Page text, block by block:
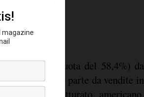
(+2,7%; quota del 58,4%) da
per la restante parte da vendite in